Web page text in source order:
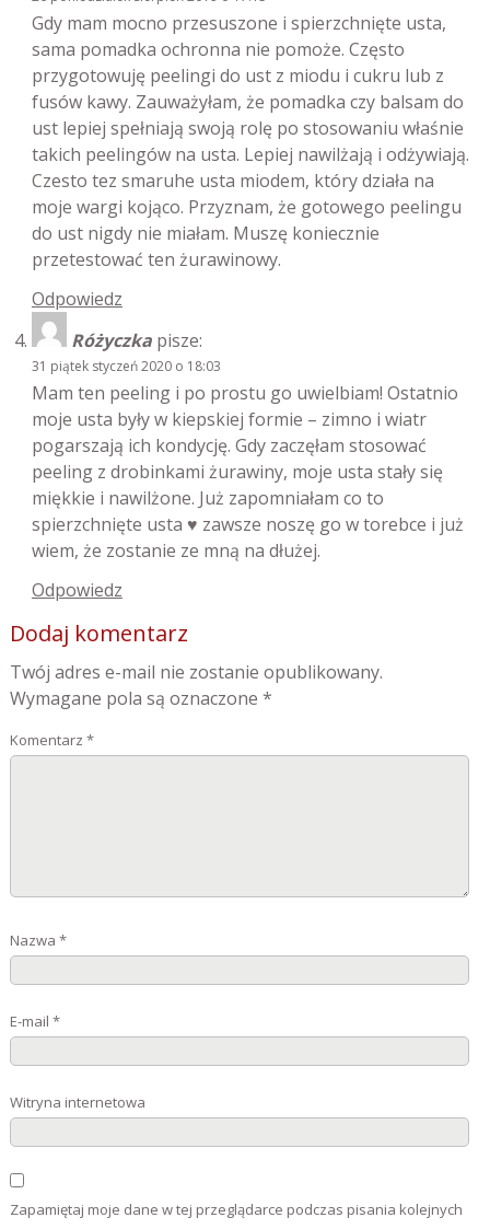
Gdy mam mocno przesuszone i spierzchnięte usta,
sama pomadka ochronna nie pomoże. Często
przygotowuję peelingi do ust z miodu i cukru lub z
fusów kawy. Zauważyłam, że pomadka czy balsam do
ust lepiej spełniają swoją rolę po stosowaniu właśnie
takich peelingów na usta. Lepiej nawilżają i odżywiają.
Czesto tez smaruhe usta miodem, który działa na
moje wargi kojąco. Przyznam, że gotowego peelingu
do ust nigdy nie miałam. Muszę koniecznie
przetestować ten żurawinowy.
Odpowiedz
Różyczka pisze:
31 piątek styczeń 2020 o 18:03
Mam ten peeling i po prostu go uwielbiam! Ostatnio
moje usta były w kiepskiej formie – zimno i wiatr
pogarszają ich kondycję. Gdy zaczęłam stosować
peeling z drobinkami żurawiny, moje usta stały się
miękkie i nawilżone. Już zapomniałam co to
spierzchnięte usta ♥️ zawsze noszę go w torebce i już
wiem, że zostanie ze mną na dłużej.
Odpowiedz
Dodaj komentarz
Twój adres e-mail nie zostanie opublikowany.
Wymagane pola są oznaczone *
Komentarz *
Nazwa *
E-mail *
Witryna internetowa
Zapamiętaj moje dane w tej przeglądarce podczas pisania kolejnych